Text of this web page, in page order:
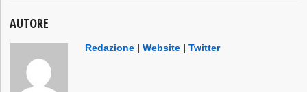
AUTORE
Redazione |Website |Twitter